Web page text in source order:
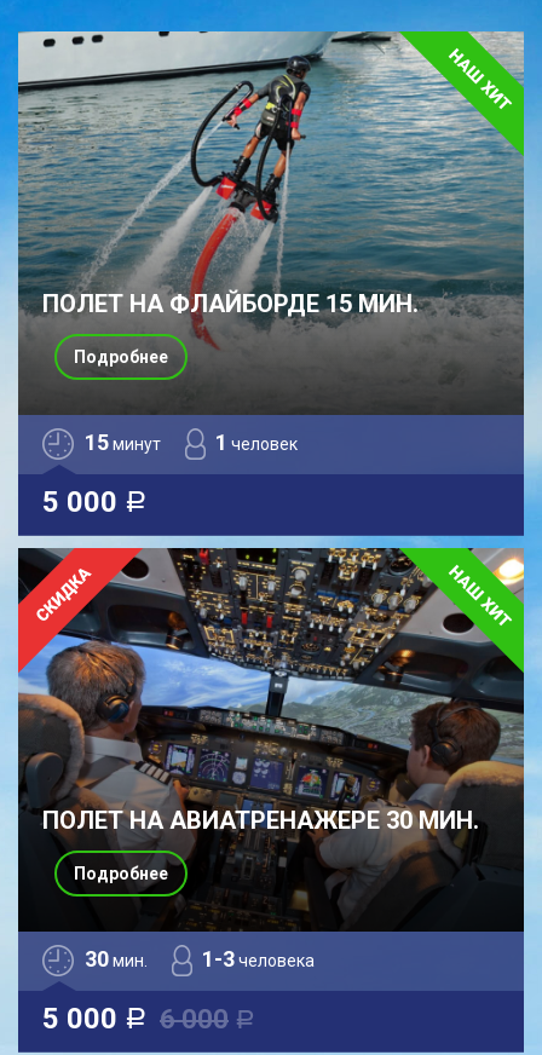
ПОЛЕТ НА ФЛАЙБОРДЕ 15 МИН.
15минут 1 человек
5 000 a
Подробнее
ПОЛЕТ НА АВИАТРЕНАЖЕРЕ 30 МИН.
30мин. 1-3человека
5 000 a 6 000 a
Подробнее